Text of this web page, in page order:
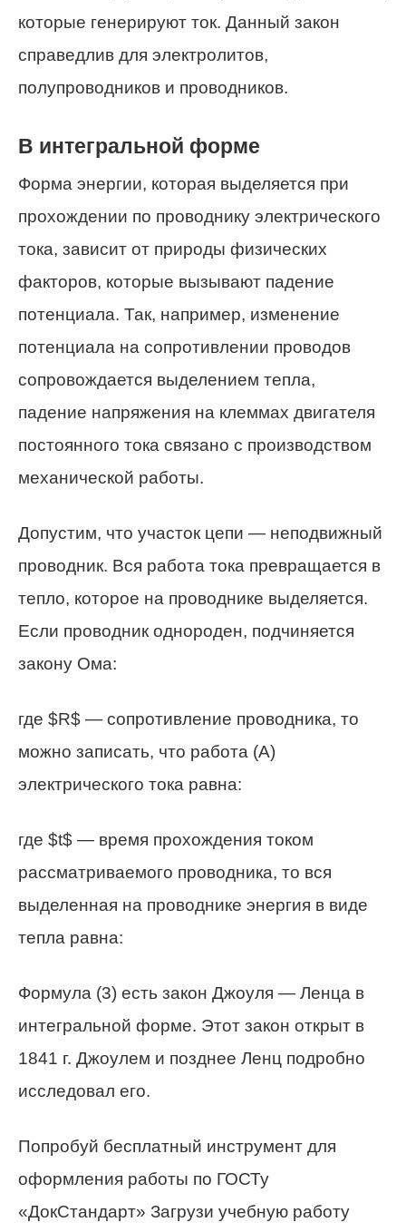
которые генерируют ток. Данный закон
справедлив для электролитов,
полупроводников и проводников.
В интегральной форме
Форма энергии, которая выделяется при
прохождении по проводнику электрического
тока, зависит от природы физических
факторов, которые вызывают падение
потенциала. Так, например, изменение
потенциала на сопротивлении проводов
сопровождается выделением тепла,
падение напряжения на клеммах двигателя
постоянного тока связано с производством
механической работы.
Допустим, что участок цепи — неподвижный
проводник. Вся работа тока превращается в
тепло, которое на проводнике выделяется.
Если проводник однороден, подчиняется
закону Ома:
где $R$ — сопротивление проводника, то
можно записать, что работа (А)
электрического тока равна:
где $t$ — время прохождения током
рассматриваемого проводника, то вся
выделенная на проводнике энергия в виде
тепла равна:
Формула (3) есть закон Джоуля — Ленца в
интегральной форме. Этот закон открыт в
1841 г. Джоулем и позднее Ленц подробно
исследовал его.
Попробуй бесплатный инструмент для
оформления работы по ГОСТу
«ДокСтандарт» Загрузи учебную работу